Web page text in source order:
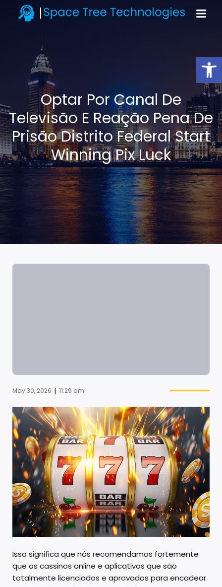
Open toolbar
Optar Por Canal De
Televisão E Reação Pena De
Prisão Distrito Federal Start
Winning Pix Luck
May 30, 2026 | 11:29 am
Isso significa que nós recomendamos fortemente
que os cassinos online e aplicativos que são
totalmente licenciados e aprovados para encadear